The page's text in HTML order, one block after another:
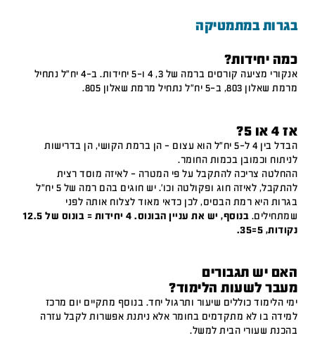
בגרות במתמטיקה
כמה יחידות?
אנקורי מציעה קורסים ברמה של 3, 4 ו-5 יחידות. ב-4 יח"ל נתחיל
מרמת שאלון 803, ב-5 יח"ל נתחיל מרמת שאלון 805.
אז 4 או 5?
הבדל בין 4 ל-5 יח"ל הוא עצום – הן ברמת הקושי, הן בדרישות
לניתוח וכמובן בכמות החומר.
ההחלטה צריכה להתקבל על פי המטרה – לאיזה מוסד רצית
להתקבל, לאיזה חוג ופקולטה וכו'. יש חוגים בהם רמה של 5 יח"ל
בגרות היא רמת הבסיס, לכן כדאי מאוד לצלוח אותה לפני
שמתחילים.
בנוסף, יש את עניין הבונוס. 4 יחידות = בונוס של 12.5
נקודות, 5=35.
האם יש תגבורים
מעבר לשעות הלימוד?
ימי הלימוד כוללים שיעור ותרגול יחד. בנוסף מתקיים יום מרכז
למידה בו לא מתקדמים בחומר אלא ניתנת אפשרות לקבל עזרה
בהכנת שעורי הבית למשל.